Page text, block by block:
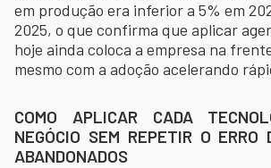
em produção era inferior a 5% em
2025, o que confirma que aplicar
hoje ainda coloca a empresa na
mesmo com a adoção acelerando
COMO APLICAR CADA
NEGÓCIO SEM REPETIR O ERRO
ABANDONADOS